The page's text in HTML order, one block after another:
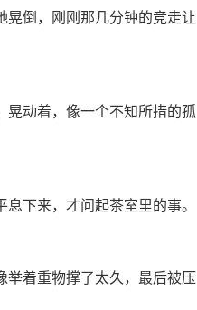
倒，刚刚那几分钟的竞走让
动着，像一个不知所措的孤
下来，才问起茶室里的事。
举着重物撑了太久，最后被压